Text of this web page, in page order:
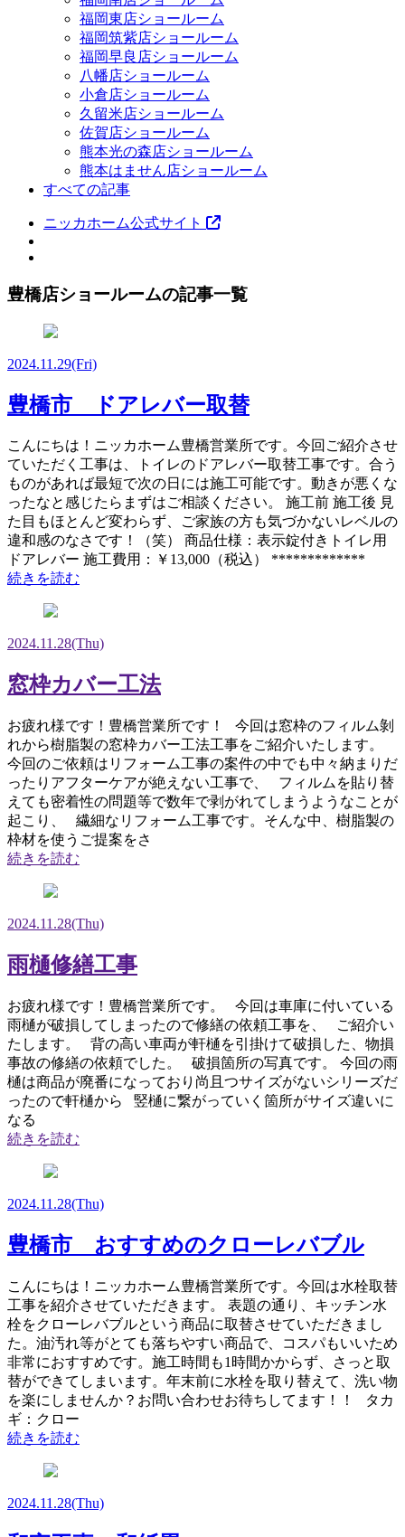
福岡東店ショールーム
福岡筑紫店ショールーム
福岡早良店ショールーム
八幡店ショールーム
小倉店ショールーム
久留米店ショールーム
佐賀店ショールーム
熊本光の森店ショールーム
熊本はません店ショールーム
すべての記事
ニッカホーム公式サイト
豊橋店ショールームの記事一覧
2024.11.29(Fri)
豊橋市 ドアレバー取替
こんにちは！ニッカホーム豊橋営業所です。今回ご紹介させ
ていただく工事は、トイレのドアレバー取替工事です。合う
ものがあれば最短で次の日には施工可能です。動きが悪くな
ったなと感じたらまずはご相談ください。 施工前 施工後 見
た目もほとんど変わらず、ご家族の方も気づかないレベルの
違和感のなさです！（笑） 商品仕様：表示錠付きトイレ用
ドアレバー 施工費用：￥13,000（税込） *************
続きを読む
2024.11.28(Thu)
窓枠カバー工法
お疲れ様です！豊橋営業所です！ 今回は窓枠のフィルム剝
れから樹脂製の窓枠カバー工法工事をご紹介いたします。
今回のご依頼はリフォーム工事の案件の中でも中々納まりだ
ったりアフターケアが絶えない工事で、 フィルムを貼り替
えても密着性の問題等で数年で剥がれてしまうようなことが
起こり、 繊細なリフォーム工事です。そんな中、樹脂製の
枠材を使うご提案をさ
続きを読む
2024.11.28(Thu)
雨樋修繕工事
お疲れ様です！豊橋営業所です。 今回は車庫に付いている
雨樋が破損してしまったので修繕の依頼工事を、 ご紹介い
たします。 背の高い車両が軒樋を引掛けて破損した、物損
事故の修繕の依頼でした。 破損箇所の写真です。 今回の雨
樋は商品が廃番になっており尚且つサイズがないシリーズだ
ったので軒樋から 竪樋に繋がっていく箇所がサイズ違いに
なる
続きを読む
2024.11.28(Thu)
豊橋市 おすすめのクローレバブル
こんにちは！ニッカホーム豊橋営業所です。今回は水栓取替
工事を紹介させていただきます。 表題の通り、キッチン水
栓をクローレバブルという商品に取替させていただきまし
た。油汚れ等がとても落ちやすい商品で、コスパもいいため
非常におすすめです。施工時間も1時間かからず、さっと取
替ができてしまいます。年末前に水栓を取り替えて、洗い物
を楽にしませんか？お問い合わせお待ちしてます！！ タカ
ギ：クロー
続きを読む
2024.11.28(Thu)